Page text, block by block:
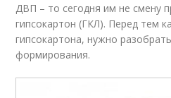
ДВП – то сегодня им не смену
гипсокартон (ГКЛ). Перед тем
гипсокартона, нужно
формирования.